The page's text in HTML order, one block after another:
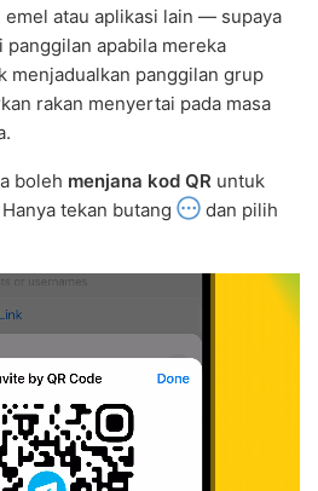
atau aplikasi lain — supaya
apabila mereka
menjadualkan panggilan grup
rakan menyertai pada masa
boleh menjana kod QR untuk
tekan butang
dan pilih